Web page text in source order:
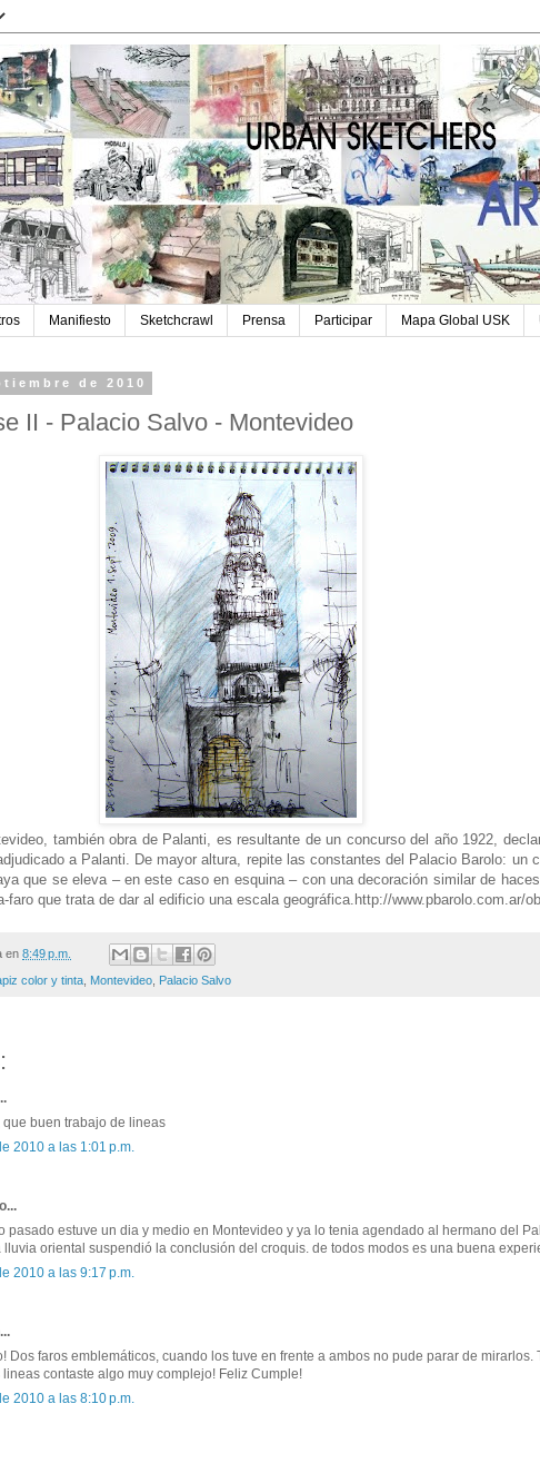
Manifiesto Sketchcrawl Prensa Participar Mapa Global USK
de 2010
II - Palacio Salvo - Montevideo
también obra de Palanti, es resultante de un concurso del año 1922,
a Palanti. De mayor altura, repite las constantes del Palacio Barolo: un
que se eleva – en este caso en esquina – con una decoración similar de
faro que trata de dar al edificio una escala geográfica. http://www.pbarolo.com.ar/
en 8:49 p.m.
color y tinta, Montevideo, Palacio Salvo
buen trabajo de lineas
2010 a las 1:01 p.m.
pasado estuve un dia y medio en Montevideo y ya lo tenia agendado al hermano del
lluvia oriental suspendió la conclusión del croquis. de todos modos es una buena
2010 a las 9:17 p.m.
Dos faros emblemáticos, cuando los tuve en frente a ambos no pude parar de mirarlos.
contaste algo muy complejo! Feliz Cumple!
2010 a las 8:10 p.m.